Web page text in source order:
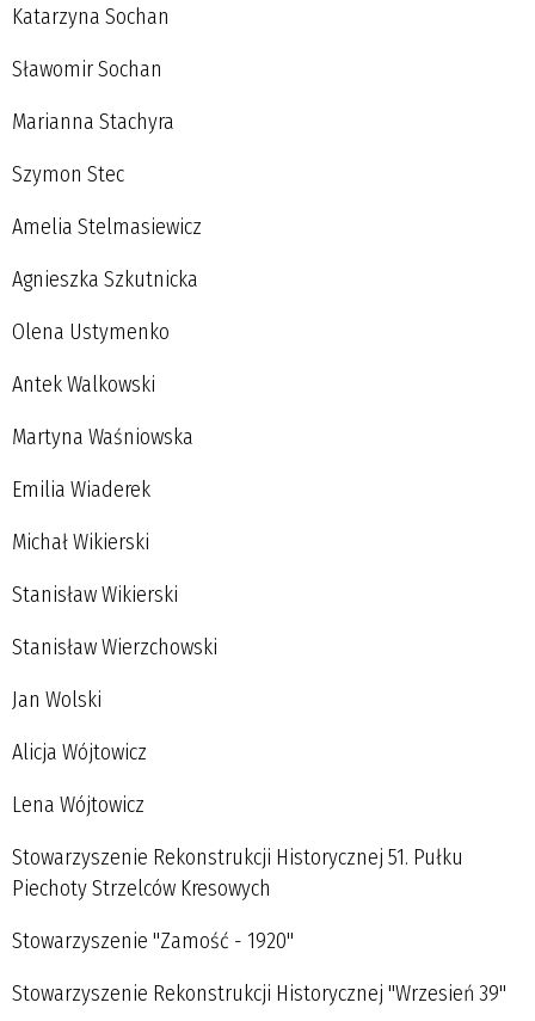
Katarzyna Sochan
Sławomir Sochan
Marianna Stachyra
Szymon Stec
Amelia Stelmasiewicz
Agnieszka Szkutnicka
Olena Ustymenko
Antek Walkowski
Martyna Waśniowska
Emilia Wiaderek
Michał Wikierski
Stanisław Wikierski
Stanisław Wierzchowski
Jan Wolski
Alicja Wójtowicz
Lena Wójtowicz
Stowarzyszenie Rekonstrukcji Historycznej 51. Pułku
Piechoty Strzelców Kresowych
Stowarzyszenie "Zamość - 1920"
Stowarzyszenie Rekonstrukcji Historycznej "Wrzesień 39"